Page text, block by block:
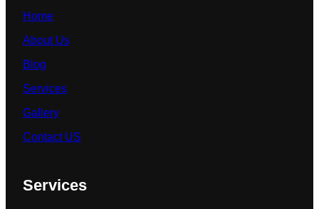
Home
About Us
Blog
Services
Gallery
Contact US
Services